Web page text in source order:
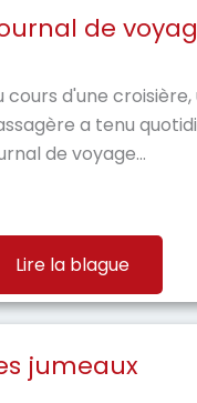
de
cours d'une
a tenu
de voyage...
Lire la blague
jumeaux